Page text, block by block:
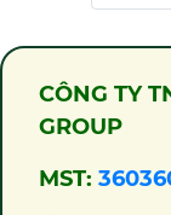
CÔNG TY
GROUP
MST: